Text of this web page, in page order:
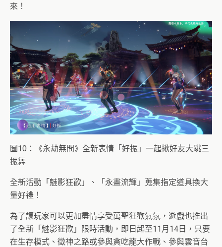
來！
圖10：《永劫無間》全新表情「好振」一起揪好友大跳三
振舞
全新活動「魅影狂歡」、「永晝流輝」蒐集指定道具換大
量好禮！
為了讓玩家可以更加盡情享受萬聖狂歡氣氛，遊戲也推出
了全新「 魅影狂歡」限時活動，即日起至11月14日，只要
在生存模式、 徵神之路或參與貪吃龍大作戰、參與雲音台